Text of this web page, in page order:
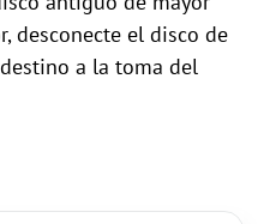
desconecte el disco de
a la toma del